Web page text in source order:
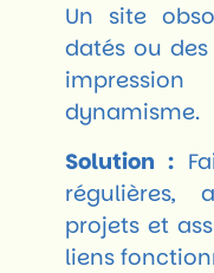
Un site
datés ou
dynamisme.
Solution :
régulières,
projets et
liens